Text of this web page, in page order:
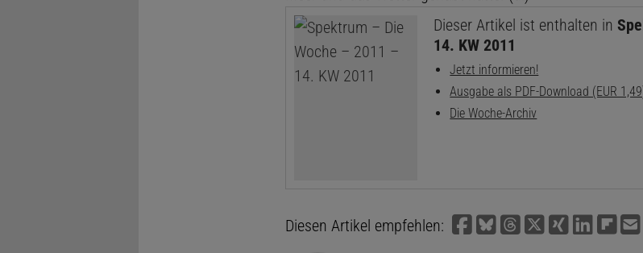
Dieser Artikel ist enthalten in
14. KW 2011
Jetzt informieren!
Ausgabe als PDF-Download (EUR
Die Woche-Archiv
Diesen Artikel empfehlen: